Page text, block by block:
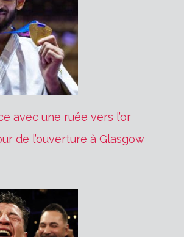
avec une ruée vers l’or
de l’ouverture à Glasgow